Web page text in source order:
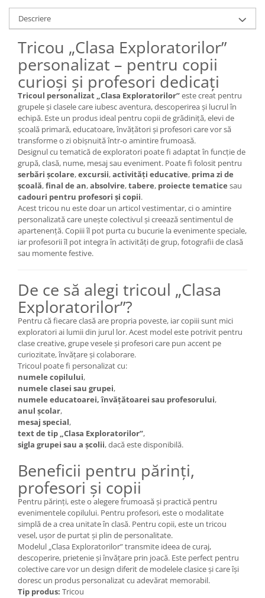
Descriere
Tricou „Clasa Exploratorilor”
personalizat – pentru copii
curioși și profesori dedicați
Tricoul personalizat „Clasa Exploratorilor”este creat pentru
grupele și clasele care iubesc aventura, descoperirea și lucrul în
echipă. Este un produs ideal pentru copii de grădiniță, elevi de
școală primară, educatoare, învățători și profesori care vor să
transforme o zi obișnuită într-o amintire frumoasă.
Designul cu tematică de exploratori poate fi adaptat în funcție de
grupă, clasă, nume, mesaj sau eveniment. Poate fi folosit pentru
serbări școlare,excursii,activități educative, prima zi de
școală,final de an,absolvire,tabere, proiecte tematice sau
cadouri pentru profesori și copii.
Acest tricou nu este doar un articol vestimentar, ci o amintire
personalizată care unește colectivul și creează sentimentul de
apartenență. Copiii îl pot purta cu bucurie la evenimente speciale,
iar profesorii îl pot integra în activități de grup, fotografii de clasă
sau momente festive.
De ce să alegi tricoul „Clasa
Exploratorilor”?
Pentru că fiecare clasă are propria poveste, iar copiii sunt mici
exploratori ai lumii din jurul lor. Acest model este potrivit pentru
clase creative, grupe vesele și profesori care pun accent pe
curiozitate, învățare și colaborare.
Tricoul poate fi personalizat cu:
numele copilului,
numele clasei sau grupei,
numele educatoarei, învățătoarei sau profesorului,
anul școlar,
mesaj special,
text de tip „Clasa Exploratorilor”,
sigla grupei sau a școlii, dacă este disponibilă.
Beneficii pentru părinți,
profesori și copii
Pentru părinți, este o alegere frumoasă și practică pentru
evenimentele copilului. Pentru profesori, este o modalitate
simplă de a crea unitate în clasă. Pentru copii, este un tricou
vesel, ușor de purtat și plin de personalitate.
Modelul „Clasa Exploratorilor” transmite ideea de curaj,
descoperire, prietenie și învățare prin joacă. Este perfect pentru
colective care vor un design diferit de modelele clasice și care își
doresc un produs personalizat cu adevărat memorabil.
Tip produs: Tricou